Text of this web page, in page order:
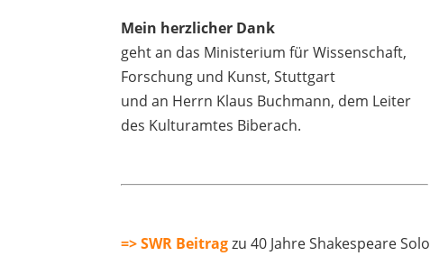
Mein herzlicher Dank
geht an das Ministerium für Wissenschaft,
Forschung und Kunst, Stuttgart
und an Herrn Klaus Buchmann, dem Leiter
des Kulturamtes Biberach.
=> SWR Beitragzu 40 Jahre Shakespeare Solo